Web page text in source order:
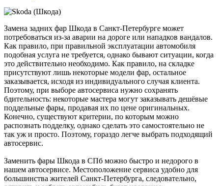
Замена задних фар Шкода в Санкт-Петербурге может
потребоваться из-за аварии на дороге или нападков вандалов.
Как правило, при правильной эксплуатации автомобиля
подобная услуга не требуется, однако бывают ситуации, когда
это действительно необходимо. Как правило, на складке
присутствуют лишь некоторые модели фар, остальное
заказывается, исходя из индивидуального случая клиента.
Поэтому, при выборе автосервиса нужно сохранять
бдительность: некоторые мастера могут заказывать дешёвые
поддельные фары, продавая их по цене оригинальных.
Конечно, существуют критерии, по которым можно
распознать подделку, однако сделать это самостоятельно не
так уж и просто. Поэтому, гораздо легче выбрать подходящий
автосервис.
Заменить фары Шкода в СПб можно быстро и недорого в
нашем автосервисе. Местоположение сервиса удобно для
большинства жителей Санкт-Петербурга, следовательно,